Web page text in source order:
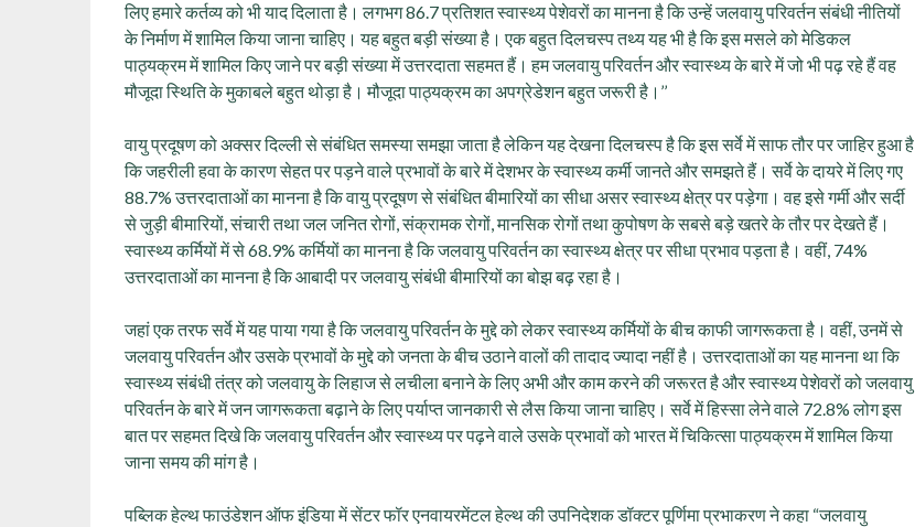
लिए हमारे कर्तव्‍य को भी याद दिलाता है। लगभग 86.7 प्रतिशत स्वास्थ्य पेशेवरों का मानना है कि उन्हें जलवायु परिवर्तन संबंधी नीतियों
के निर्माण में शामिल किया जाना चाहिए। यह बहुत बड़ी संख्या है। एक बहुत दिलचस्प तथ्य यह भी है कि इस मसले को मेडिकल
पाठ्यक्रम में शामिल किए जाने पर बड़ी संख्या में उत्तरदाता सहमत हैं। हम जलवायु परिवर्तन और स्वास्थ्य के बारे में जो भी पढ़ रहे हैं वह
मौजूदा स्थिति के मुकाबले बहुत थोड़ा है। मौजूदा पाठ्यक्रम का अपग्रेडेशन बहुत जरूरी है।’’
वायु प्रदूषण को अक्सर दिल्ली से संबंधित समस्या समझा जाता है लेकिन यह देखना दिलचस्प है कि इस सर्वे में साफ तौर पर जाहिर हुआ है
कि जहरीली हवा के कारण सेहत पर पड़ने वाले प्रभावों के बारे में देशभर के स्वास्थ्य कर्मी जानते और समझते हैं। सर्वे के दायरे में लिए गए
88.7% उत्तरदाताओं का मानना है कि वायु प्रदूषण से संबंधित बीमारियों का सीधा असर स्वास्थ्य क्षेत्र पर पड़ेगा। वह इसे गर्मी और सर्दी
से जुड़ी बीमारियों, संचारी तथा जल जनित रोगों, संक्रामक रोगों, मानसिक रोगों तथा कुपोषण के सबसे बड़े खतरे के तौर पर देखते हैं।
स्वास्थ्य कर्मियों में से 68.9% कर्मियों का मानना है कि जलवायु परिवर्तन का स्वास्थ्य क्षेत्र पर सीधा प्रभाव पड़ता है। वहीं, 74%
उत्तरदाताओं का मानना है कि आबादी पर जलवायु संबंधी बीमारियों का बोझ बढ़ रहा है।
जहां एक तरफ सर्वे में यह पाया गया है कि जलवायु परिवर्तन के मुद्दे को लेकर स्वास्थ्य कर्मियों के बीच काफी जागरूकता है। वहीं, उनमें से
जलवायु परिवर्तन और उसके प्रभावों के मुद्दे को जनता के बीच उठाने वालों की तादाद ज्यादा नहीं है। उत्तरदाताओं का यह मानना था कि
स्वास्थ्य संबंधी तंत्र को जलवायु के लिहाज से लचीला बनाने के लिए अभी और काम करने की जरूरत है और स्वास्थ्य पेशेवरों को जलवायु
परिवर्तन के बारे में जन जागरूकता बढ़ाने के लिए पर्याप्त जानकारी से लैस किया जाना चाहिए। सर्वे में हिस्सा लेने वाले 72.8% लोग इस
बात पर सहमत दिखे कि जलवायु परिवर्तन और स्वास्थ्य पर पढ़ने वाले उसके प्रभावों को भारत में चिकित्सा पाठ्यक्रम में शामिल किया
जाना समय की मांग है।
पब्लिक हेल्थ फाउंडेशन ऑफ इंडिया में सेंटर फॉर एनवायरमेंटल हेल्थ की उपनिदेशक डॉक्टर पूर्णिमा प्रभाकरण ने कहा “जलवायु